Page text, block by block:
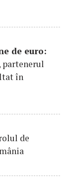
de euro:
partenerul
în
de